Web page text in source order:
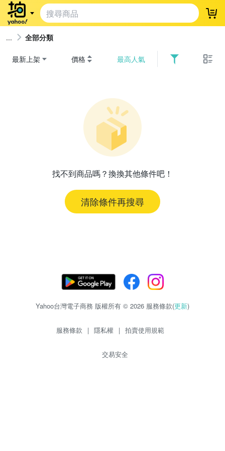
登
全部分類
最新上架 價格 最高人氣
找不到商品嗎？換換其他條件吧！
清除條件再搜尋
Yahoo台灣電子商務 版權所有 © 2026 服務條款(更新)
服務條款 | 隱私權 | 拍賣使用規範
交易安全